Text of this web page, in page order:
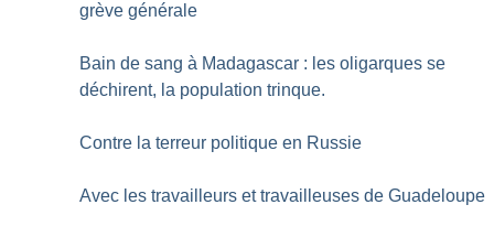
grève générale
Bain de sang à Madagascar : les oligarques se
déchirent, la population trinque.
Contre la terreur politique en Russie
Avec les travailleurs et travailleuses de Guadeloupe